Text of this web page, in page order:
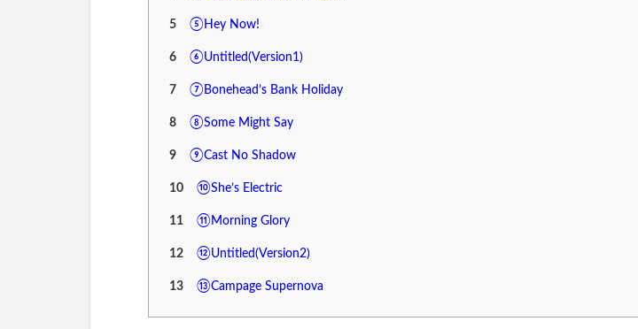
5 ⑤Hey Now!
6 ⑥Untitled(Version1)
7 ⑦Bonehead’s Bank Holiday
8 ⑧Some Might Say
9 ⑨Cast No Shadow
10 ⑩She’s Electric
11 ⑪Morning Glory
12 ⑫Untitled(Version2)
13 ⑬Campage Supernova